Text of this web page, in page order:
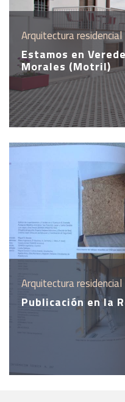
Arquitectura residencial
Estamos en
Morales (Motril)
Arquitectura residencial
Publicación en la